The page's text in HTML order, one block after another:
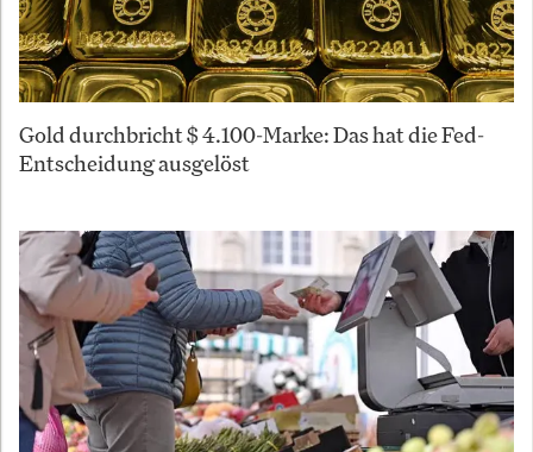
Gold durchbricht $ 4.100-Marke: Das hat die Fed-
Entscheidung ausgelöst